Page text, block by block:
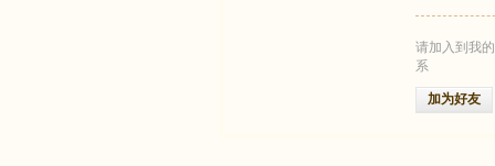
请加入到我
系
加为好友